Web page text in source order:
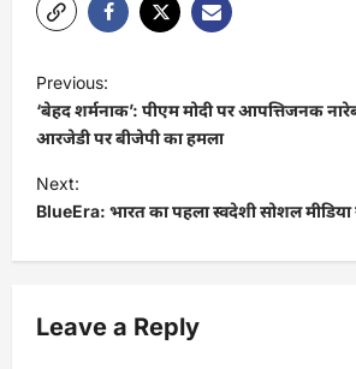
o
s
t
n
a
i
Previous:
‘बेहद शर्मनाक’: पीएम मोदी पर आपत्तिजनक
आरजेडी पर बीजेपी का हमला
Next:
BlueEra: भारत का पहला स्वदेशी सोशल
Leave a Reply